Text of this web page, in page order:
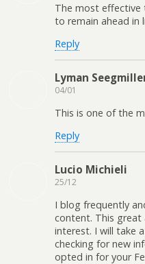
The most effective
to remain ahead in
Reply
Lyman
04/01
This is one of the
Reply
Lucio Michieli
25/12
I blog frequently
content. This great
interest. I will take
checking for new
opted in for your